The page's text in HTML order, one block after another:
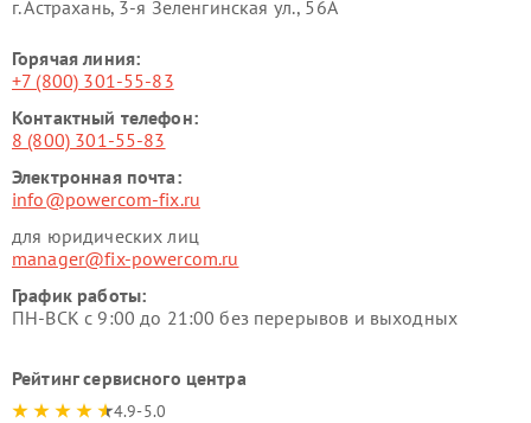
г. Астрахань, 3-я Зеленгинская ул., 56А
Горячая линия:
+7 (800) 301-55-83
Контактный телефон:
8 (800) 301-55-83
Электронная почта:
info@powercom-fix.ru
для юридических лиц
manager@fix-powercom.ru
График работы:
ПН-ВСК с 9:00 до 21:00 без перерывов и выходных
Рейтинг сервисного центра
4.9-5.0